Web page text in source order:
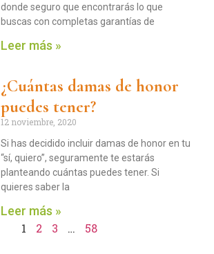
donde seguro que encontrarás lo que
buscas con completas garantías de
Leer más »
¿Cuántas damas de honor
puedes tener?
12 noviembre, 2020
Si has decidido incluir damas de honor en tu
“sí, quiero”, seguramente te estarás
planteando cuántas puedes tener. Si
quieres saber la
Leer más »
1
2 3 … 58